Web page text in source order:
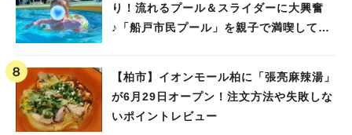
り！流れるプール＆スライダーに大興奮
♪「船戸市民プール」を親子で満喫してき
【柏市】イオンモール柏に「張亮麻辣湯」
が6月29日オープン！注文方法や失敗しな
いポイントレビュー